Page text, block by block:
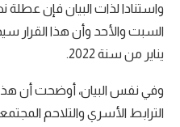
واستنادا لذات البيان فإن
السبت والأحد وأن هذا القرار
يناير من سنة 2022.
وفي نفس البيان، أوضحت أن
الترابط الأسري والتلاحم